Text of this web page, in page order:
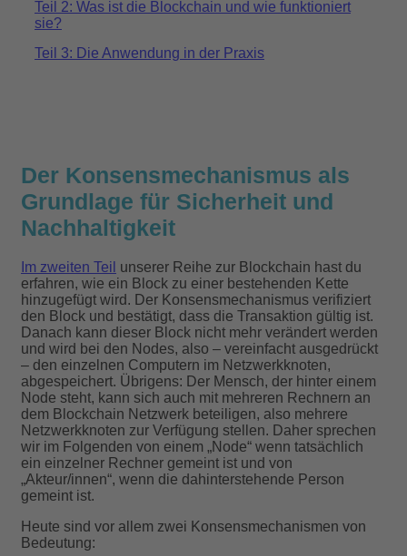
Teil 2: Was ist die Blockchain und wie funktioniert
sie?
Teil 3: Die Anwendung in der Praxis
Der Konsensmechanismus als
Grundlage für Sicherheit und
Nachhaltigkeit
Im zweiten Teil unserer Reihe zur Blockchain hast du
erfahren, wie ein Block zu einer bestehenden Kette
hinzugefügt wird. Der Konsensmechanismus verifiziert
den Block und bestätigt, dass die Transaktion gültig ist.
Danach kann dieser Block nicht mehr verändert werden
und wird bei den Nodes, also – vereinfacht ausgedrückt
– den einzelnen Computern im Netzwerkknoten,
abgespeichert. Übrigens: Der Mensch, der hinter einem
Node steht, kann sich auch mit mehreren Rechnern an
dem Blockchain Netzwerk beteiligen, also mehrere
Netzwerkknoten zur Verfügung stellen. Daher sprechen
wir im Folgenden von einem „Node“ wenn tatsächlich
ein einzelner Rechner gemeint ist und von
„Akteur/innen“, wenn die dahinterstehende Person
gemeint ist.
Heute sind vor allem zwei Konsensmechanismen von
Bedeutung: